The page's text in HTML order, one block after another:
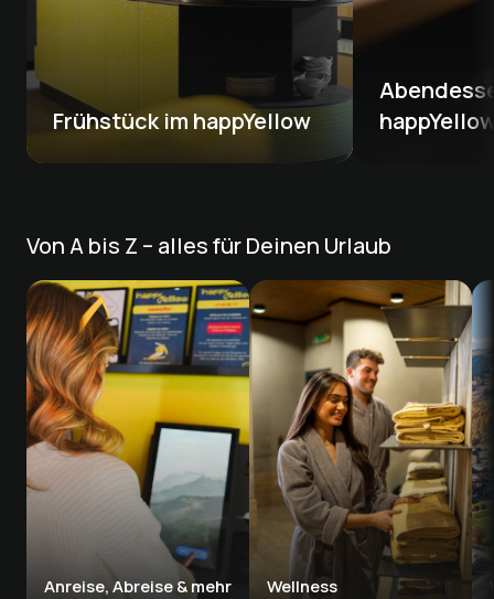
Frühstück im happYellow
Von A bis Z – alles für Deinen Urlaub
Anreise, Abreise & mehr Wellness